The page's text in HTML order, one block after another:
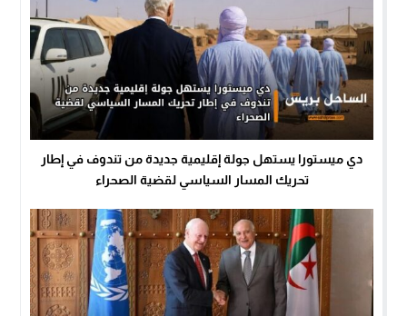
دي ميستورا يستهل جولة إقليمية جديدة من تندوف في إطار
تحريك المسار السياسي لقضية الصحراء